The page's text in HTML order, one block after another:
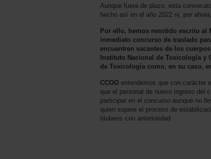
Aunque fuera de plazo, esta
hecho así en el año 2022 ni, por
Por ello, hemos remitido escrito al
inmediato concurso de traslado
encuentren vacantes de los
Instituto Nacional de Toxicología y
de Toxicología como, en su caso,
CCOO entendemos que con carácter
que el personal de nuevo ingreso del
participar en el concurso aunque no
quien supere el proceso de
titulares con anterioridad